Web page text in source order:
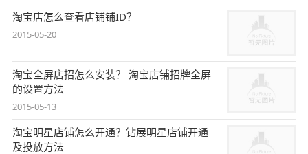
淘宝店怎么查看店铺铺ID？
2015-05-20
淘宝全屏店招怎么安装？ 淘宝店铺招牌全屏
的设置方法
2015-05-13
淘宝明星店铺怎么开通？钻展明星店铺开通
及投放方法